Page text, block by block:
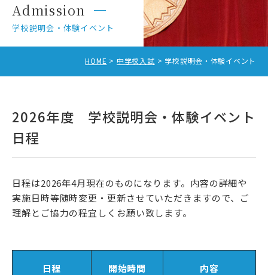
中学校入試
中学校受験をお考えの方へ
教育関係者の方へ
各種書式
Admission
学校説明会・体験イベント
HOME 中学校入試 学校説明会・体験イベント
2026年度 学校説明会・体験イベント
日程
日程は2026年4月現在のものになります。内容の詳細や
実施日時等随時変更・更新させていただきますので、ご
理解とご協力の程宜しくお願い致します。
日程 開始時間 内容